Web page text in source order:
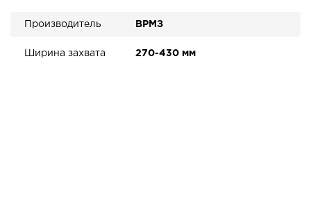
Производитель ВРМЗ
Ширина захвата 270-430 мм